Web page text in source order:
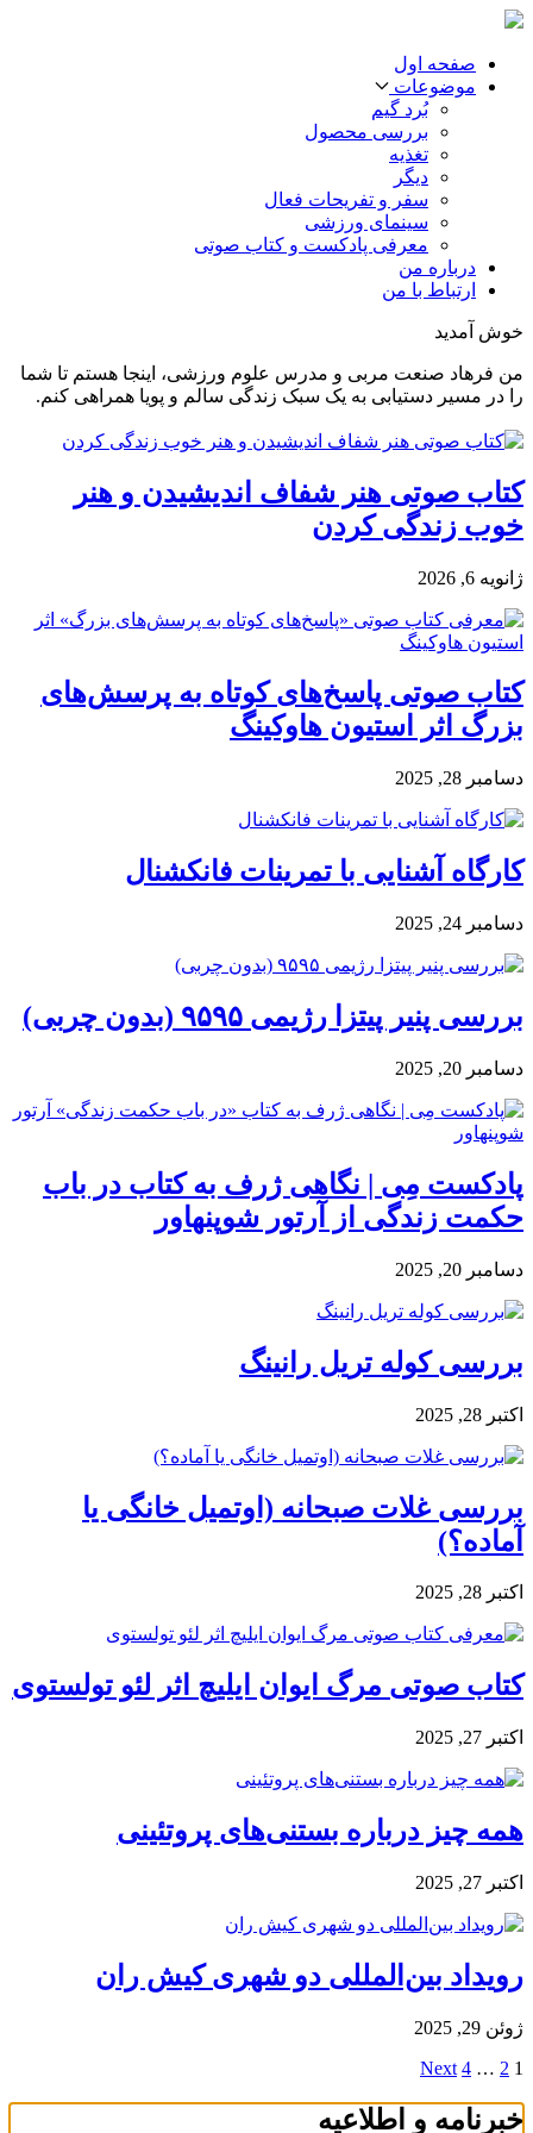
صفحه اول
موضوعات
بُرد گیم
بررسی محصول
تغذیه
دیگر
سفر و تفریحات فعال
سینمای ورزشی
معرفی پادکست و کتاب صوتی
درباره من
ارتباط با من
خوش آمدید
من فرهاد صنعت مربی و مدرس علوم ورزشی، اینجا هستم تا شما
را در مسیر دستیابی به یک سبک زندگی سالم و پویا همراهی کنم.
کتاب صوتی هنر شفاف اندیشیدن و هنر
خوب زندگی کردن
ژانویه 6, 2026
کتاب صوتی پاسخ‌های کوتاه به پرسش‌های
بزرگ اثر استیون هاوکینگ
دسامبر 28, 2025
کارگاه آشنایی با تمرینات فانکشنال
دسامبر 24, 2025
بررسی پنیر پیتزا رژیمی ۹۵۹۵ (بدون چربی)
دسامبر 20, 2025
پادکست مِی | نگاهی ژرف به کتاب در باب
حکمت زندگی از آرتور شوپنهاور
دسامبر 20, 2025
بررسی کوله تریل رانینگ
اکتبر 28, 2025
بررسی غلات صبحانه (اوتمیل خانگی یا
آماده؟)
اکتبر 28, 2025
کتاب صوتی مرگ ایوان ایلیچ اثر لئو تولستوی
اکتبر 27, 2025
همه چیز درباره بستنی‌های پروتئینی
اکتبر 27, 2025
رویداد بین‌المللی دو شهری کیش ران
ژوئن 29, 2025
Posts
navigation
1
2
…
4
Next
خبرنامه و اطلاعیه